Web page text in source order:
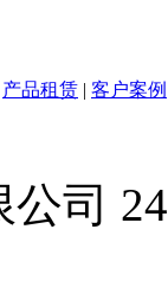
产品租赁 | 客户案例
司